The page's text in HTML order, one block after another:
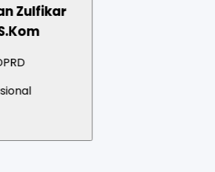
Harno, S.Sos